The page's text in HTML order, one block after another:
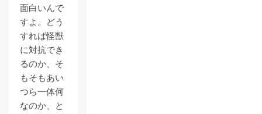
面白いんで
すよ。どう
すれば怪獣
に対抗でき
るのか、そ
もそもあい
つら一体何
なのか、と